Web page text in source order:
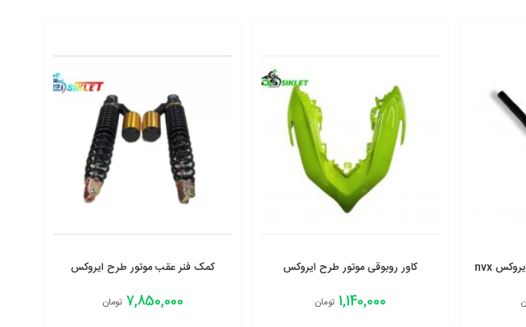
کرپی کمک جلو موتور طرح ایروکس nvx
کاور روبوقی موتور طرح ایروکس
1,140,000 تومان
کمک فنر عقب موتور طرح ایروکس
7,850,000 تومان